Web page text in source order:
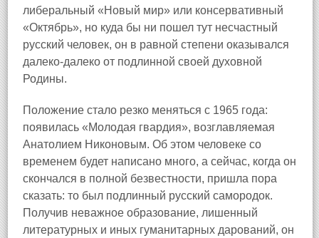
либеральный «Новый мир» или консервативный
«Октябрь», но куда бы ни пошел тут несчастный
русский человек, он в равной степени оказывался
далеко‑далеко от подлинной своей духовной
Родины.
Положение стало резко меняться с 1965 года:
появилась «Молодая гвардия», возглавляемая
Анатолием Никоновым. Об этом человеке со
временем будет написано много, а сейчас, когда он
скончался в полной безвестности, пришла пора
сказать: то был подлинный русский самородок.
Получив неважное образование, лишенный
литературных и иных гуманитарных дарований, он